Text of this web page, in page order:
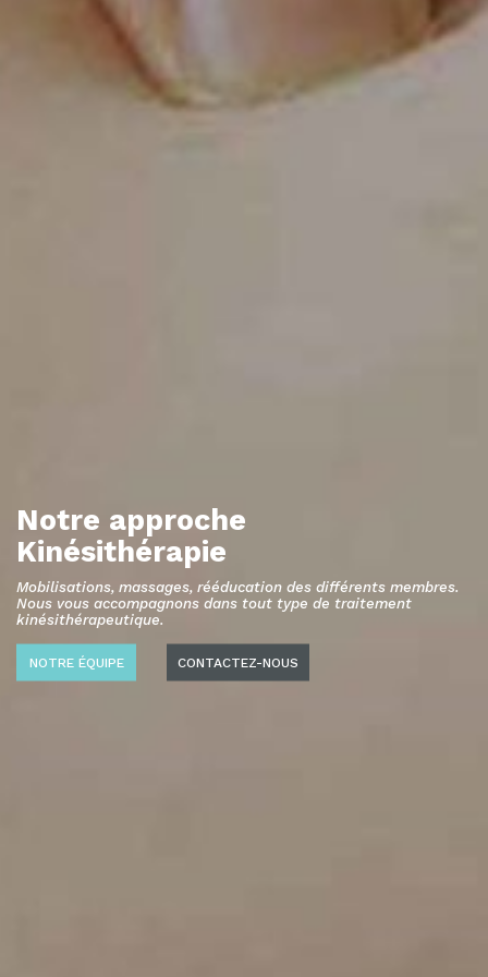
Notre approche
Kinésithérapie
Mobilisations, massages, rééducation des différents membres.
Nous vous accompagnons dans tout type de traitement
kinésithérapeutique.
NOTRE ÉQUIPE CONTACTEZ-NOUS